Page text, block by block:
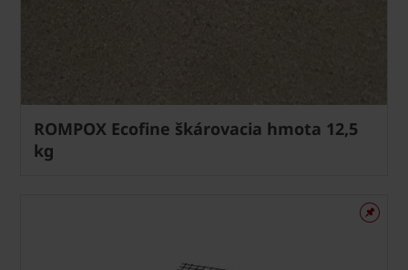
ROMPOX Ecofine škárovacia hmota 12,5
kg